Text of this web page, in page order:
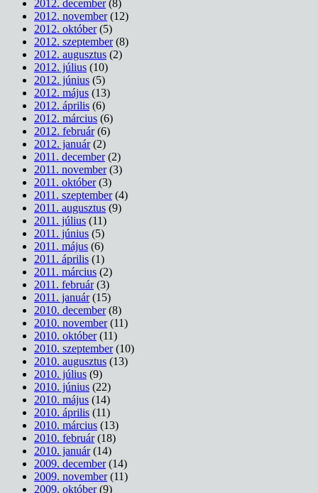
2012. december(8)
2012. november(12)
2012. október(5)
2012. szeptember(8)
2012. augusztus (2)
2012. július (10)
2012. június (5)
2012. május (13)
2012. április (6)
2012. március (6)
2012. február(6)
2012. január(2)
2011. december(2)
2011. november(3)
2011. október(3)
2011. szeptember(4)
2011. augusztus (9)
2011. július (11)
2011. június (5)
2011. május (6)
2011. április (1)
2011. március (2)
2011. február(3)
2011. január(15)
2010. december(8)
2010. november(11)
2010. október(11)
2010. szeptember(10)
2010. augusztus (13)
2010. július (9)
2010. június (22)
2010. május (14)
2010. április (11)
2010. március (13)
2010. február(18)
2010. január(14)
2009. december(14)
2009. november(11)
2009. október(9)